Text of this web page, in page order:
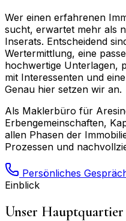
Wer einen erfahrenen
sucht, erwartet mehr als
Inserats. Entscheidend
Wertermittlung, eine
hochwertige Unterlagen,
mit Interessenten und
Genau hier setzen wir an.
Als Maklerbüro für
Erbengemeinschaften,
allen Phasen der
Prozessen und
Persönliches
Einblick
Unser